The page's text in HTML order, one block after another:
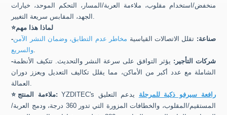
منخفض/استخدام مقلوب، ملاءمة العربة/المسار، التحكم الموحد، خيارات
⭐لماذا هذا مهم
-صناعة: تقلل الاتصالات القياسية مخاطر عدم التطابق، وضمان النشر الآمن
والسريع
-شركات التأجير: يؤثر التوافق على سرعة النشر والتحديث. تتكيف الأنظمة
الشاملة مع عدد أكبر من الأماكن، مما يقلل تكاليف التعديل ويعزز دوران
⭐
ملاءمة المنتج: YZDITEC's رافعة سيرفو ذكية للمرحلة يدعم التعليق
المستقيم/المقلوب، والخطافات المزورة التي تدور 360 درجة، ودمج العربة/